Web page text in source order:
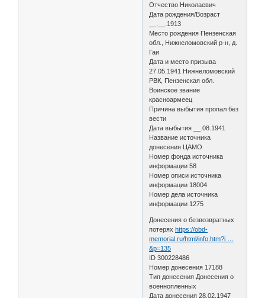
Отчество Николаевич
Дата рождения/Возраст
__.__.1913
Место рождения Пензенская
обл., Нижнеломовский р-н, д.
Гаи
Дата и место призыва
27.05.1941 Нижнеломовский
РВК, Пензенская обл.
Воинское звание
красноармеец
Причина выбытия пропал без
вести
Дата выбытия __.08.1941
Название источника
донесения ЦАМО
Номер фонда источника
информации 58
Номер описи источника
информации 18004
Номер дела источника
информации 1275
Донесения о безвозвратных
потеряхhttps://obd-
memorial.ru/html/info.htm?i …
&p=135
ID 300228486
Номер донесения 17188
Тип донесения Донесения о
военнопленных
Дата донесения 28.02.1947